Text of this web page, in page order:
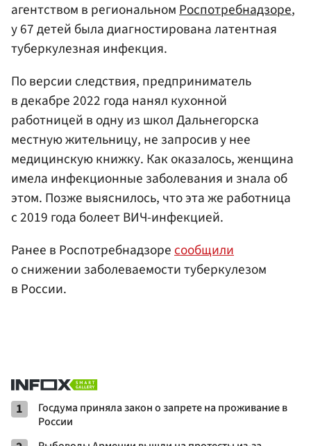
агентством в региональном Роспотребнадзоре,
у 67 детей была диагностирована латентная
туберкулезная инфекция.
По версии следствия, предприниматель
в декабре 2022 года нанял кухонной
работницей в одну из школ Дальнегорска
местную жительницу, не запросив у нее
медицинскую книжку. Как оказалось, женщина
имела инфекционные заболевания и знала об
этом. Позже выяснилось, что эта же работница
с 2019 года болеет ВИЧ-инфекцией.
Ранее в Роспотребнадзоресообщили
о снижении заболеваемости туберкулезом
в России.
1
Госдума приняла закон о запрете на проживание в
России